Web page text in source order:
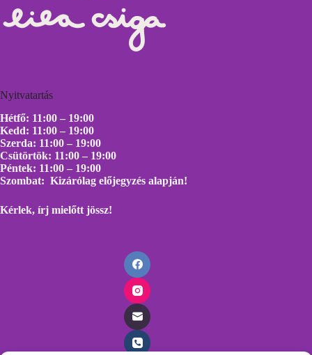
Nyitvatartás
Hétfő: 11:00 – 19:00
Kedd: 11:00 – 19:00
Szerda: 11:00 – 19:00
Csütörtök: 11:00 – 19:00
Péntek: 11:00 – 19:00
Szombat: Kizárólag előjegyzés alapján!
Kérlek, írj mielőtt jössz!